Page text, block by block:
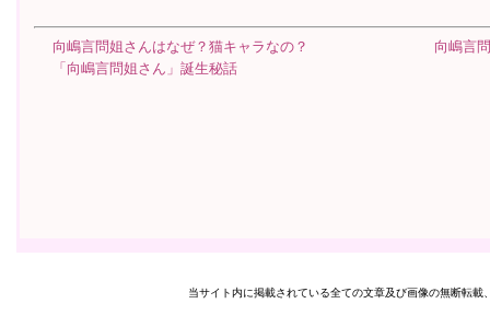
向嶋言問姐さんはなぜ？猫キャラなの？
向嶋言
「向嶋言問姐さん」誕生秘話
当サイト内に掲載されている全ての文章及び画像の無断転